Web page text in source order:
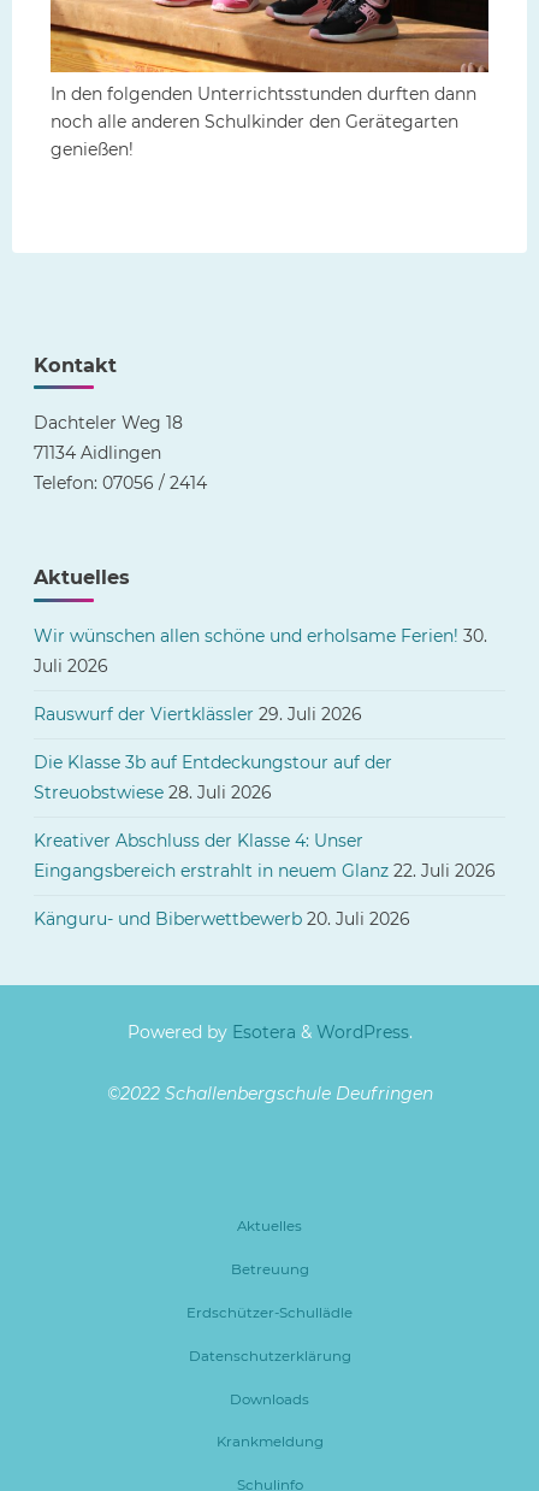
In den folgenden Unterrichtsstunden durften dann
noch alle anderen Schulkinder den Gerätegarten
genießen!
Kontakt
Dachteler Weg 18
71134 Aidlingen
Telefon: 07056 / 2414
Aktuelles
Wir wünschen allen schöne und erholsame Ferien! 30.
Juli 2026
Rauswurf der Viertklässler 29. Juli 2026
Die Klasse 3b auf Entdeckungstour auf der
Streuobstwiese 28. Juli 2026
Kreativer Abschluss der Klasse 4: Unser
Eingangsbereich erstrahlt in neuem Glanz 22. Juli 2026
Känguru- und Biberwettbewerb 20. Juli 2026
Powered byEsotera & WordPress.
©2022 Schallenbergschule Deufringen
Aktuelles
Betreuung
Erdschützer-Schullädle
Datenschutzerklärung
Downloads
Krankmeldung
Schulinfo